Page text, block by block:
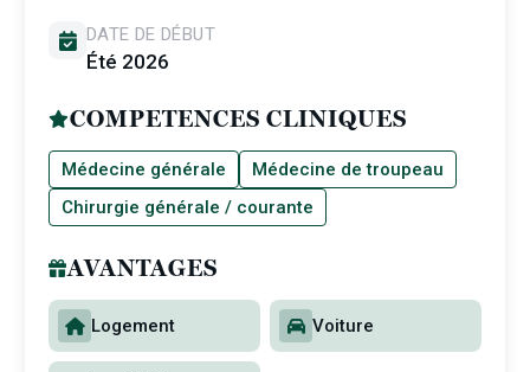
DATE DE DÉBUT
Été 2026
COMPETENCES CLINIQUES
Médecine générale
Médecine de troupeau
Chirurgie générale / courante
AVANTAGES
Logement Voiture